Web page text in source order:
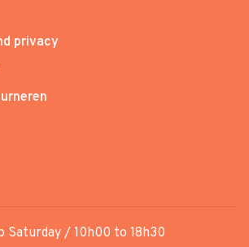
privacy
Saturday / 10h00 to 18h30